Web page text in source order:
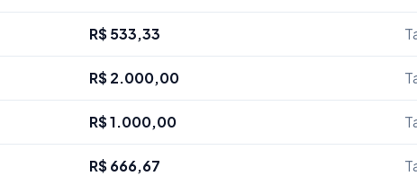
R$ 533,33
R$ 2.000,00
R$ 1.000,00
R$ 666,67